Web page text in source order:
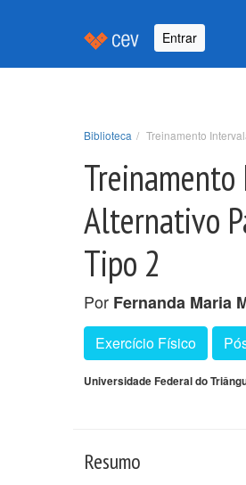
Entrar
Biblioteca Treinamento
Alternativo
Tipo 2
Por Fernanda Maria
Exercício Físico
Universidade Federal do
Resumo